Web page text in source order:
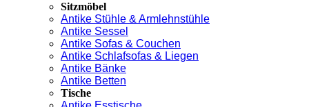
Sitzmöbel
Antike Stühle & Armlehnstühle
Antike Sessel
Antike Sofas & Couchen
Antike Schlafsofas & Liegen
Antike Bänke
Antike Betten
Tische